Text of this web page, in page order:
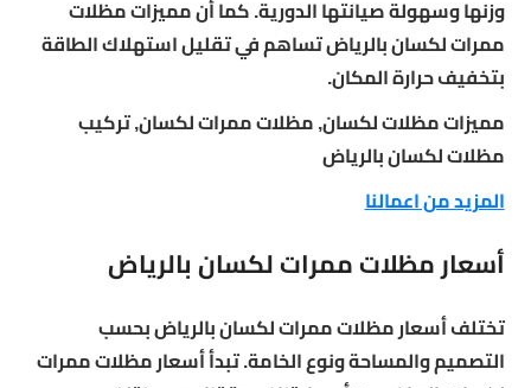
وزنها وسهولة صيانتها الدورية. كما أن مميزات مظلات
ممرات لكسان بالرياض تساهم في تقليل استهلاك الطاقة
بتخفيف حرارة المكان.
مميزات مظلات لكسان, مظلات ممرات لكسان, تركيب
مظلات لكسان بالرياض
المزيد من اعمالنا
أسعار مظلات ممرات لكسان بالرياض
تختلف أسعار مظلات ممرات لكسان بالرياض بحسب
التصميم والمساحة ونوع الخامة. تبدأ أسعار مظلات ممرات